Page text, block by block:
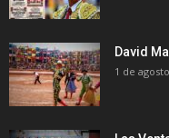
David
1 de